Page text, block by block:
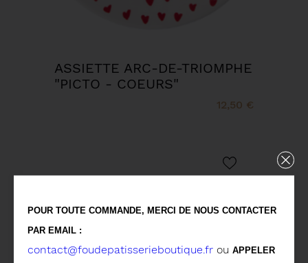
POUR TOUTE COMMANDE, MERCI DE NOUS CONTACTER
PAR EMAIL :
contact@foudepatisserieboutique.fr ou APPELER
ASSIETTE ARC-DE-TRIOMPHE
"PICTO - COEURS"
12,50 €